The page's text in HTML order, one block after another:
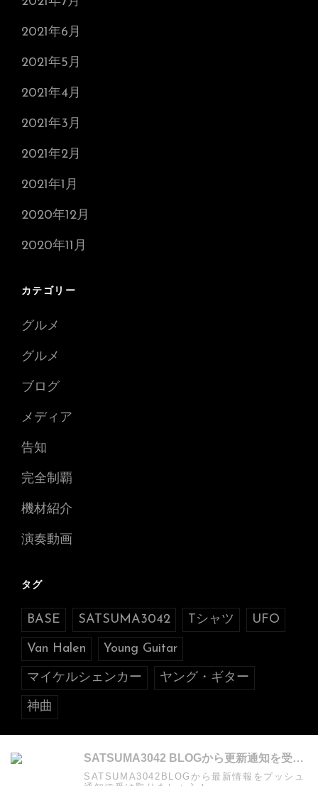
2021年6月
2021年5月
2021年4月
2021年3月
2021年2月
2021年1月
2020年12月
2020年11月
カテゴリー
グルメ
グルメ
ブログ
メディア
告知
完全制覇
機材紹介
演奏動画
タグ
BASE SATSUMA3042 Tシャツ UFO
Van Halen Young Guitar
マイケルシェンカー ヤング・ギター
神曲
SATSUMA3042 BLOGから更新通知を受け取る
SATSUMA3042BLOGから最新情報をプッシュ